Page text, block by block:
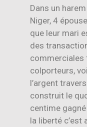
Dans un
Niger, 4
que leur mari
des
commerciales
colporteurs,
l’argent
construit le
centime
la liberté c’est